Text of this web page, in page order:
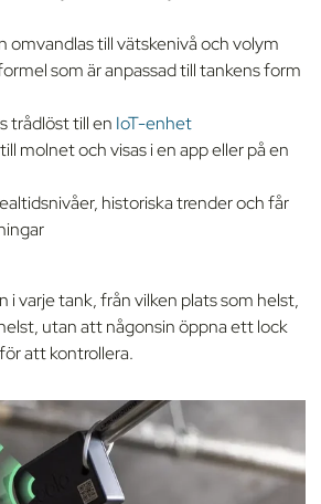
omvandlas till vätskenivå och volym
som är anpassad till tankens form
trådlöst till en IoT-enhet
molnet och visas i en app eller på en
historiska trender och får
i varje tank, från vilken plats som helst,
utan att någonsin öppna ett lock
att kontrollera.